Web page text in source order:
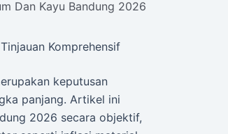
Dan Kayu Bandung 2026
Komprehensif
keputusan
panjang. Artikel ini
2026 secara objektif,